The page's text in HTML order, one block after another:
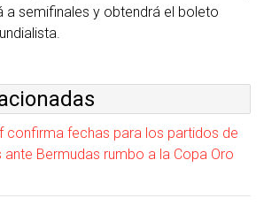
a semifinales y obtendrá el boleto
confirma fechas para los partidos de
ante Bermudas rumbo a la Copa Oro